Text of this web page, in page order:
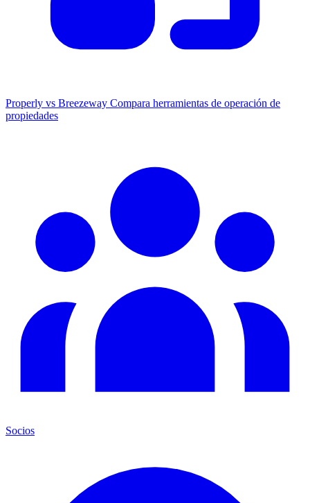
Properly vs Breezeway Compara herramientas de operación de
propiedades
Socios